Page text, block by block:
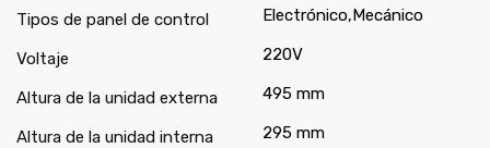
Tipos de panel de control Electrónico,Mecánico
Voltaje 220V
Altura de la unidad externa 495 mm
Altura de la unidad interna 295 mm